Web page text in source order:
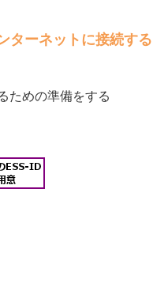
ターネットに接続する
ための準備をする